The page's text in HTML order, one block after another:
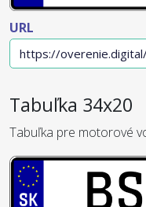
URL
Tabuľka 34x20
Tabuľka pre motorové